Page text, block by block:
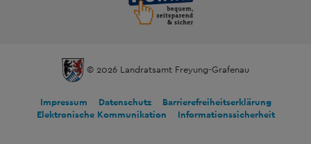
© 2026 Landratsamt Freyung-Grafenau
Impressum Datenschutz
Barrierefreiheitserklärung
Elektronische Kommunikation
Informationssicherheit